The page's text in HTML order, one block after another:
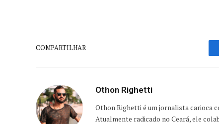
COMPARTILHAR
Othon Righetti
Othon Righetti é um jornalista carioca
Atualmente radicado no Ceará, ele